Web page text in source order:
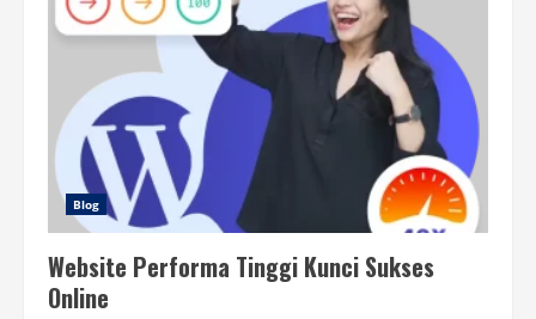
Blog
Website Performa Tinggi Kunci Sukses
Online